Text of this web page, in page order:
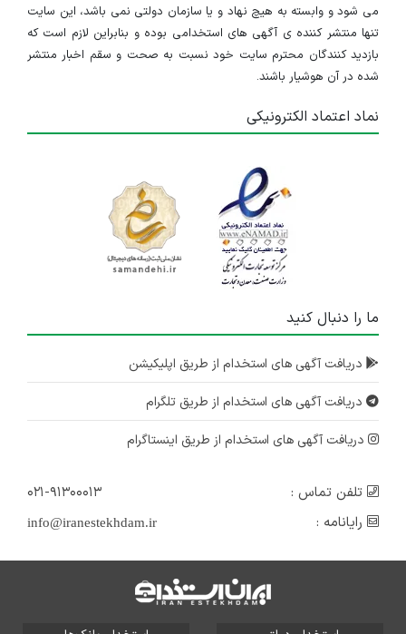
می شود و وابسته به هیچ نهاد و یا سازمان دولتی نمی باشد، این سایت
تنها منتشر کننده ی آگهی های استخدامی بوده و بنابراین لازم است که
بازدید کنندگان محترم سایت خود نسبت به صحت و سقم اخبار منتشر
شده در آن هوشیار باشند.
نماد اعتماد الکترونیکی
ما را دنبال کنید
دریافت آگهی های استخدام از طریق اپلیکیشن
دریافت آگهی های استخدام از طریق تلگرام
دریافت آگهی های استخدام از طریق اینستاگرام
تلفن تماس :
۰۲۱-۹۱۳۰۰۰۱۳
رایانامه :
info@iranestekhdam.ir